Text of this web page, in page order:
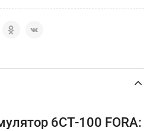
6СТ-100 FORA: